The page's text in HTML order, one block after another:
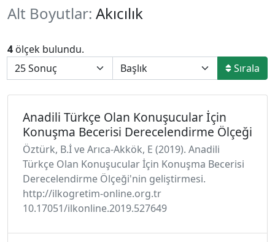
Alt Boyutlar: Akıcılık
4 ölçek bulundu.
Sırala
Anadili Türkçe Olan Konuşucular İçin
Konuşma Becerisi Derecelendirme Ölçeği
Öztürk, B.İ ve Arıca-Akkök, E (2019). Anadili
Türkçe Olan Konuşucular İçin Konuşma Becerisi
Derecelendirme Ölçeği'nin geliştirmesi.
http://ilkogretim-online.org.tr
10.17051/ilkonline.2019.527649